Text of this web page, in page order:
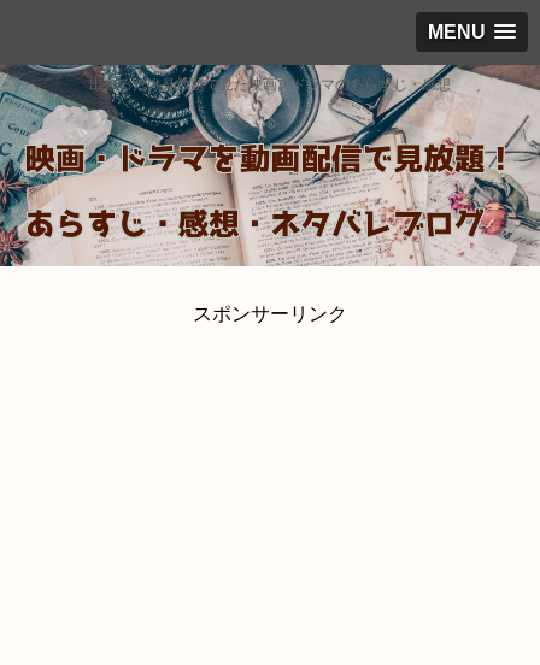
MENU
出来るだけ見放題で見た映画・ドラマのあらすじ・感想
スポンサーリンク